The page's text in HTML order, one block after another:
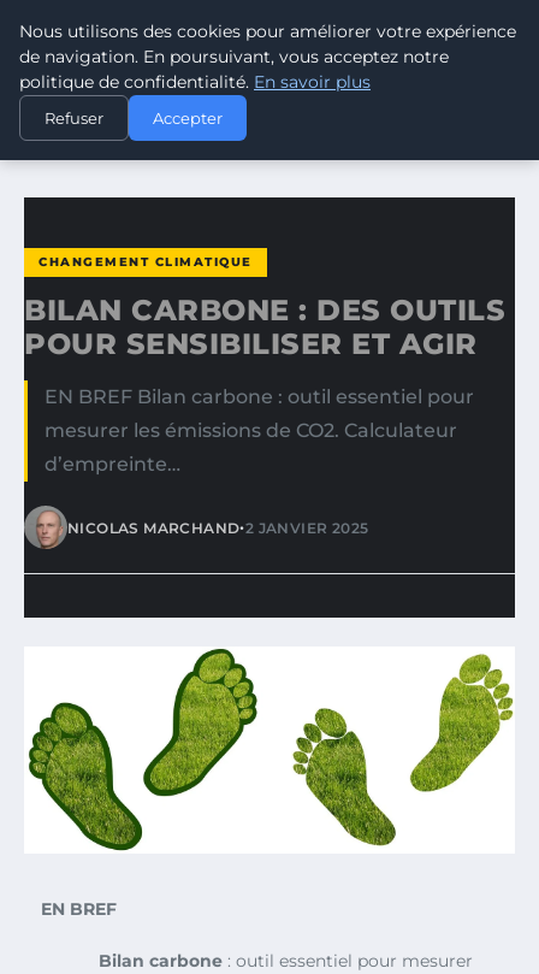
CLIMATE RESPONSE BLOG
ACCUEIL
CHANGEMENT CLIMATIQUE
BILAN CARBONE : DES OUTILS POUR SENSIBILISER ET AGIR
CHANGEMENT CLIMATIQUE
BILAN CARBONE : DES OUTILS
POUR SENSIBILISER ET AGIR
EN BREF Bilan carbone : outil essentiel pour
mesurer les émissions de CO2. Calculateur
d’empreinte…
NICOLAS MARCHAND•2 JANVIER 2025
EN BREF
Bilan carbone : outil essentiel pour mesurer
Nous utilisons des cookies pour améliorer votre expérience
de navigation. En poursuivant, vous acceptez notre
politique de confidentialité. En savoir plus
Refuser Accepter